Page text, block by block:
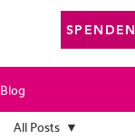
SPENDEN
Blog
All Posts